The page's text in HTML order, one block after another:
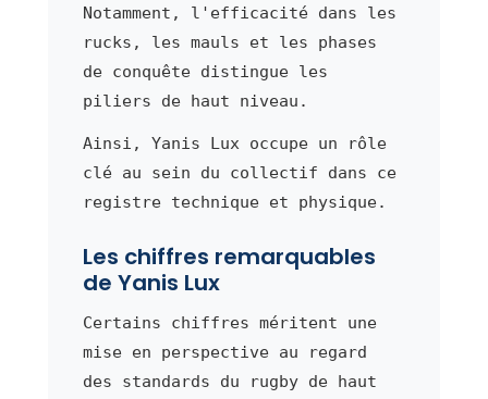
Notamment, l'efficacité dans les
rucks, les mauls et les phases
de conquête distingue les
piliers de haut niveau.
Ainsi, Yanis Lux occupe un rôle
clé au sein du collectif dans ce
registre technique et physique.
Les chiffres remarquables
de Yanis Lux
Certains chiffres méritent une
mise en perspective au regard
des standards du rugby de haut